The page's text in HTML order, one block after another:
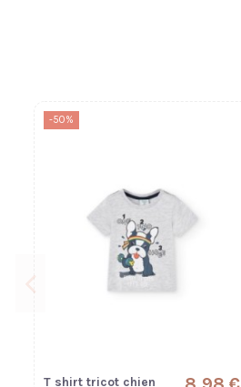
-50%
T shirt tricot chien